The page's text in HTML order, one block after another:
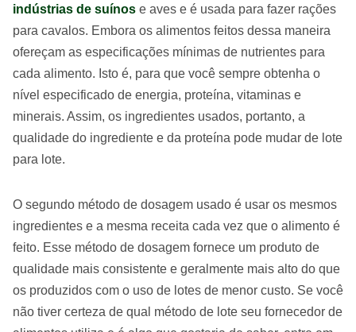
indústrias de suínos e aves e é usada para fazer rações
para cavalos. Embora os alimentos feitos dessa maneira
ofereçam as especificações mínimas de nutrientes para
cada alimento. Isto é, para que você sempre obtenha o
nível especificado de energia, proteína, vitaminas e
minerais. Assim, os ingredientes usados​, portanto, a
qualidade do ingrediente e da proteína pode mudar de lote
para lote.
O segundo método de dosagem usado é usar os mesmos
ingredientes e a mesma receita cada vez que o alimento é
feito. Esse método de dosagem fornece um produto de
qualidade mais consistente e geralmente mais alto do que
os produzidos com o uso de lotes de menor custo. Se você
não tiver certeza de qual método de lote seu fornecedor de